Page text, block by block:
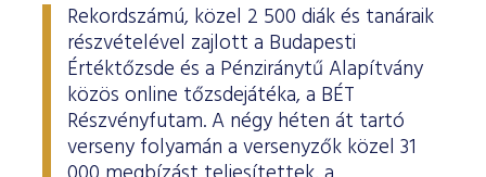
Rekordszámú, közel 2 500 diák és tanáraik
részvételével zajlott a Budapesti
Értéktőzsde és a Pénziránytű Alapítvány
közös online tőzsdejátéka, a BÉT
Részvényfutam. A négy héten át tartó
verseny folyamán a versenyzők közel 31